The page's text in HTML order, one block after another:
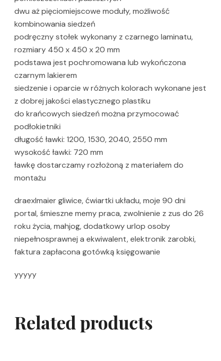
dwu aż pięciomiejscowe moduły, możliwość
kombinowania siedzeń
podręczny stołek wykonany z czarnego laminatu,
rozmiary 450 x 450 x 20 mm
podstawa jest pochromowana lub wykończona
czarnym lakierem
siedzenie i oparcie w różnych kolorach wykonane jest
z dobrej jakości elastycznego plastiku
do krańcowych siedzeń można przymocować
podłokietniki
długość ławki: 1200, 1530, 2040, 2550 mm
wysokość ławki: 720 mm
ławkę dostarczamy rozłożoną z materiałem do
montażu
draexlmaier gliwice, ćwiartki układu, moje 90 dni
portal, śmieszne memy praca, zwolnienie z zus do 26
roku życia, mahjog, dodatkowy urlop osoby
niepełnosprawnej a ekwiwalent, elektronik zarobki,
faktura zapłacona gotówką księgowanie
yyyyy
Related products